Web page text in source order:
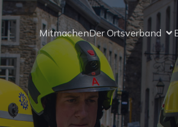
MitmachenDer Ortsverband